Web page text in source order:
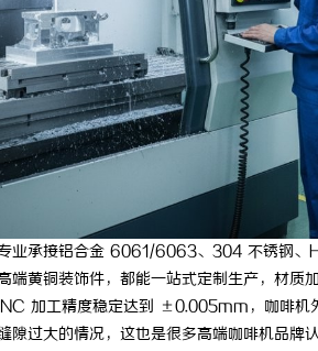
业承接铝合金 6061/6063、304 不锈钢、
端黄铜装饰件，都能一站式定制生产，材质
加工精度稳定达到 ±0.005mm，咖啡机
隙过大的情况，这也是很多高端咖啡机品牌